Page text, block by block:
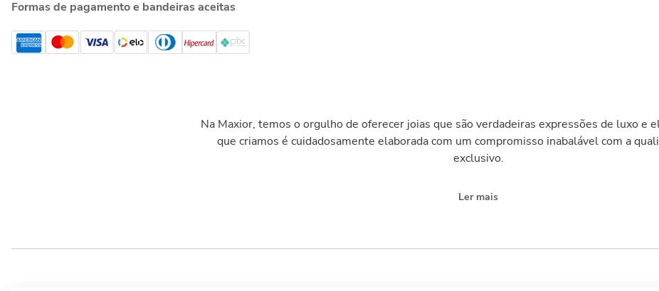
Formas de pagamento e bandeiras aceitas
Na Maxior, temos o orgulho de oferecer joias que são verdadeiras expressões de luxo e
que criamos é cuidadosamente elaborada com um compromisso inabalável com a
exclusivo.
Ler mais